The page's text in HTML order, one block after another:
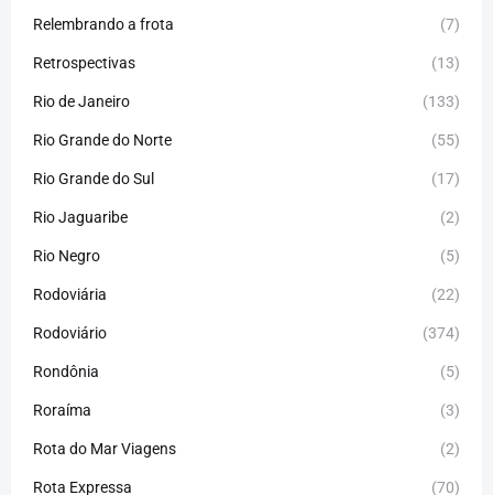
Relembrando a frota (7)
Retrospectivas (13)
Rio de Janeiro (133)
Rio Grande do Norte (55)
Rio Grande do Sul (17)
Rio Jaguaribe (2)
Rio Negro (5)
Rodoviária (22)
Rodoviário (374)
Rondônia (5)
Roraíma (3)
Rota do Mar Viagens (2)
Rota Expressa (70)